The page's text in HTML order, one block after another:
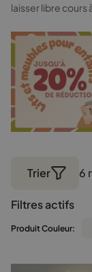
laisser libre cours
Trier 6
Filtres actifs
Produit Couleur: